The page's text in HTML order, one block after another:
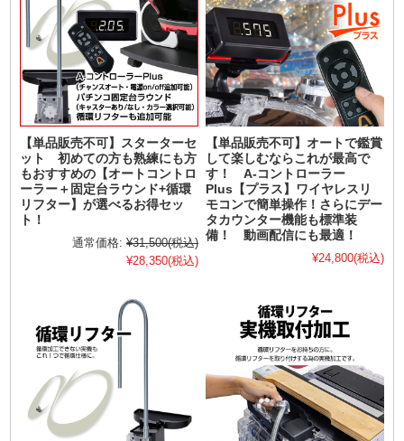
【単品販売不可】スターターセ
ット 初めての方も熟練にも方
もおすすめの【オートコントロ
ーラー＋固定台ラウンド+循環
リフター】が選べるお得セッ
ト！
通常価格: ¥31,500(税込)
¥28,350(税込)
【単品販売不可】オートで鑑賞
して楽しむならこれが最高で
す！ A-コントローラー
Plus【プラス】ワイヤレスリ
モコンで簡単操作！さらにデー
タカウンター機能も標準装
備！ 動画配信にも最適！
¥24,800(税込)